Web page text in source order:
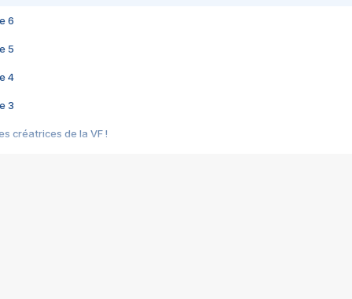
6
5
4
3
créatrices de la VF !